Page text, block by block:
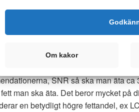
SNR så ska man äta ca
man ska äta. Det beror mycket på
en betydligt högre fettandel, ex
Om kakor